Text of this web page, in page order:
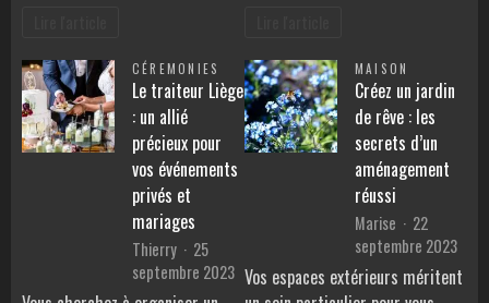
CÉREMONIES
Le traiteur Liège
: un allié
précieux pour
vos événements
privés et
mariages
Thierry
25
septembre 2023
MAISON
Créez un jardin
de rêve : les
secrets d’un
aménagement
réussi
Marise
22
septembre 2023
Vos espaces extérieurs méritent